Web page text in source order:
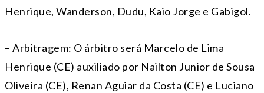
Henrique, Wanderson, Dudu, Kaio Jorge e Gabigol.
– Arbitragem: O árbitro será Marcelo de Lima
Henrique (CE) auxiliado por Nailton Junior de Sousa
Oliveira (CE), Renan Aguiar da Costa (CE) e Luciano